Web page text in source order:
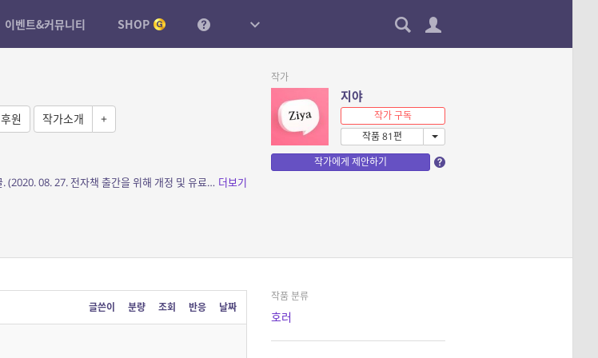
이벤트&커뮤니티 SHOP
후원 작가소개 +
소개: 모 포털사이트 [취업을 향해 아자아자!!] 카페 자유게시판에 올라온 글. (2020. 08. 27. 전자책 출간을 위해 개정 및 유료화되었습니다.) 더보기
작가
지야
작가 구독
작품 81편
작가에게 제안하기
글쓴이 분량 조회 반응 날짜
작품 분류
호러